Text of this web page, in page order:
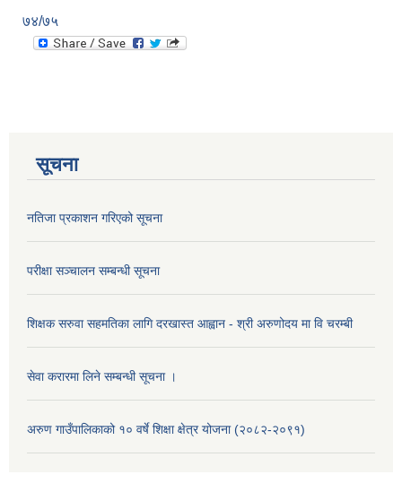
७४/७५
सूचना
नतिजा प्रकाशन गरिएको सूचना
परीक्षा सञ्चालन सम्बन्धी सूचना
शिक्षक सरुवा सहमतिका लागि दरखास्त आह्वान - श्री अरुणोदय मा वि चरम्बी
सेवा करारमा लिने सम्बन्धी सूचना ।
अरुण गाउँपालिकाको १० वर्षे शिक्षा क्षेत्र योजना (२०८२-२०९१)